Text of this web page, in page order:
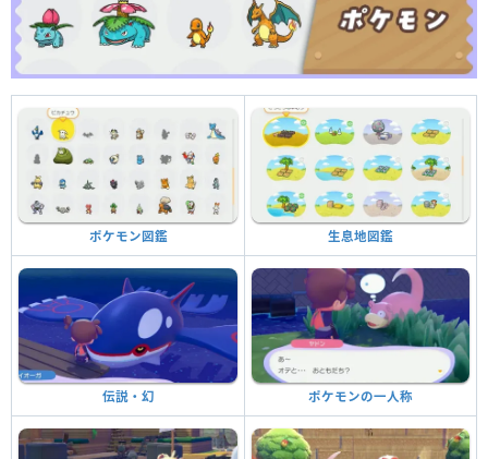
ポケモン図鑑 生息地図鑑
伝説・幻 ポケモンの一人称